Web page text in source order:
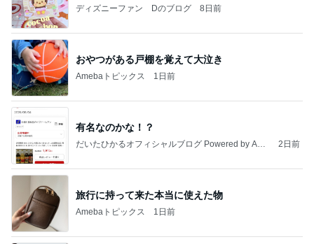
ディズニーファン Dのブログ 8日前
おやつがある戸棚を覚えて大泣き
Amebaトピックス 1日前
有名なのかな！？
だいたひかるオフィシャルブログ Powered by Ame
2日前
旅行に持って来た本当に使えた物
Amebaトピックス 1日前